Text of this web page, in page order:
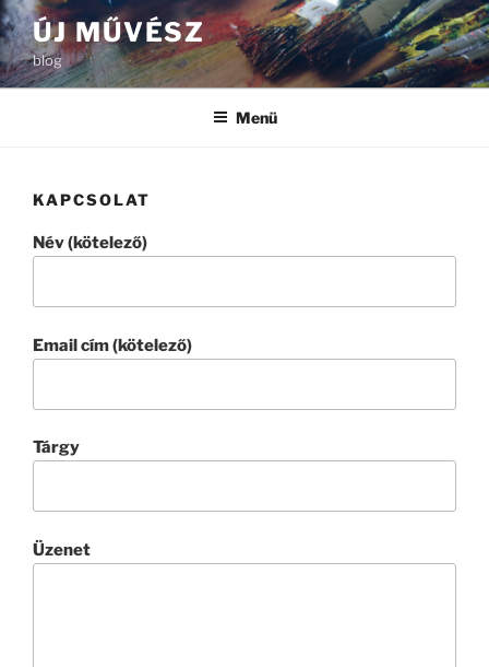
Tartalomhoz
ÚJ MŰVÉSZ
blog
Menü
KAPCSOLAT
Név (kötelező)
Email cím (kötelező)
Tárgy
Üzenet